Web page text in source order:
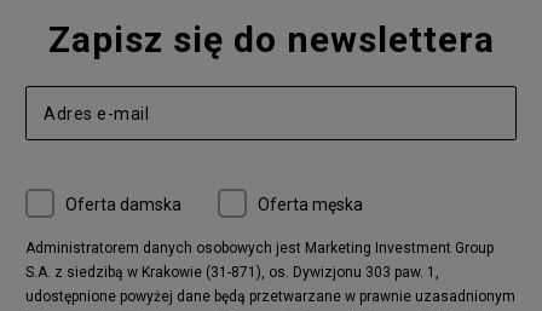
Zapisz się do newslettera
Oferta damska Oferta męska
Administratorem danych osobowych jest Marketing Investment Group
S.A. z siedzibą w Krakowie (31-871), os. Dywizjonu 303 paw. 1,
udostępnione powyżej dane będą przetwarzane w prawnie uzasadnionym